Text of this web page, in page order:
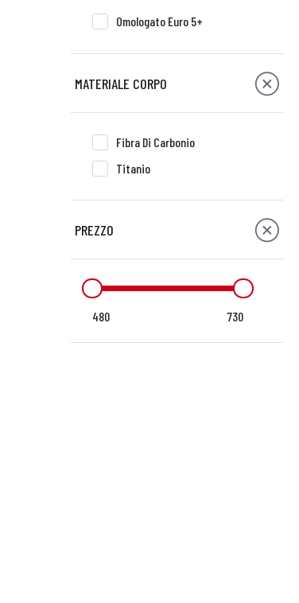
Omologato Euro 5+
MATERIALE CORPO
Fibra Di Carbonio
Titanio
PREZZO
480 730